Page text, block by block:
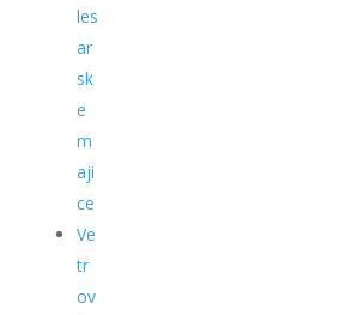
les
ar
sk
e
m
aji
ce
Ve
tr
ov